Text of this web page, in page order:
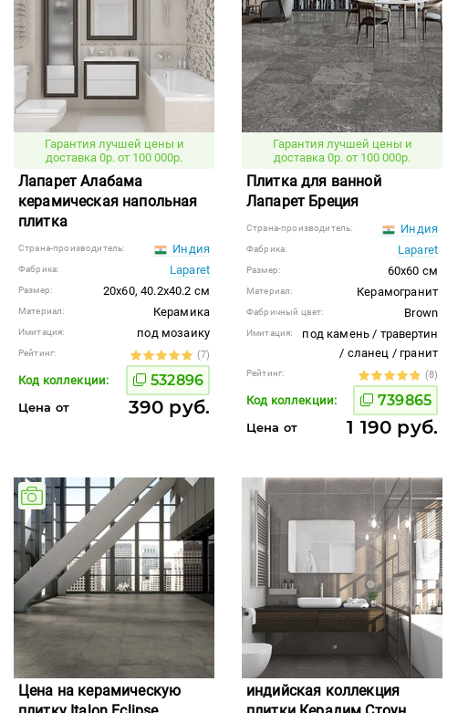
Гарантия лучшей цены и
доставка 0р. от 100 000р.
Лапарет Алабама
керамическая напольная
плитка
Страна-производитель: Индия
Фабрика: Laparet
Размер: 20x60, 40.2x40.2 см
Материал: Керамика
Имитация: под мозаику
Рейтинг: (7)
Код коллекции: 532896
Цена от 390 руб.
Гарантия лучшей цены и
доставка 0р. от 100 000р.
Плитка для ванной
Лапарет Бреция
Страна-производитель: Индия
Фабрика: Laparet
Размер: 60x60 см
Материал: Керамогранит
Фабричный цвет: Brown
Имитация:
под камень / травертин
/ сланец / гранит
Рейтинг: (8)
Код коллекции: 739865
Цена от 1 190 руб.
Цена на керамическую
индийская коллекция